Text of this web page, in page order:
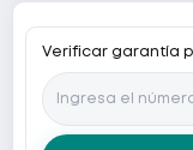
Verificar garantía